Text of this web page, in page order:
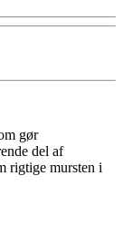
gør
del af
rigtige mursten i